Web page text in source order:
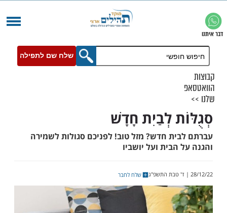
שלח שם לתפילה
לְבַיִת חָדָשׁ
חדש? מזל טוב! לפניכם סגולות לשמירה
ועל יושביו